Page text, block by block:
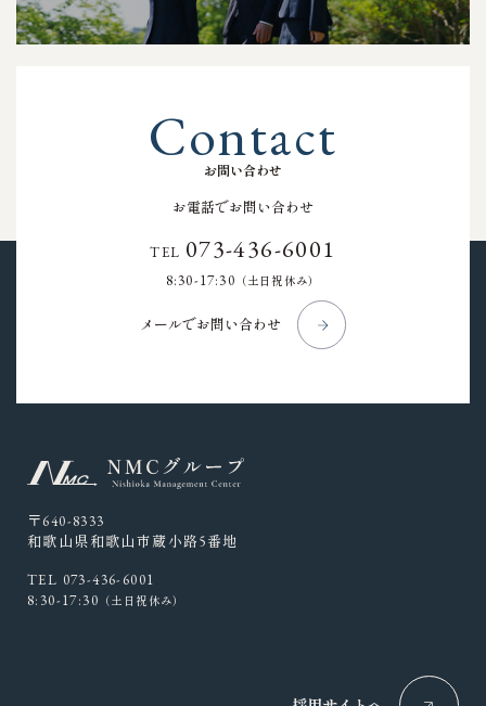
お問い合わせ
Contact
お電話でお問い合わせ
TEL 073-436-6001
8:30-17:30 （土日祝休み）
メールでお問い合わせ
〒640-8333
和歌山県和歌山市蔵小路5番地
TEL 073-436-6001
8:30-17:30 （土日祝休み）